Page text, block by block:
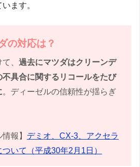
ます。
の対応は？
、 過去にマツダはクリーンデ
不具合に関するリコールをたび
。ディーゼルの信頼性が揺らぎ
報】 デミオ、CX-3、アクセラ
いて（平成30年2月1日）